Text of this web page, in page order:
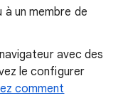
à un membre de
avec des
le configurer
comment